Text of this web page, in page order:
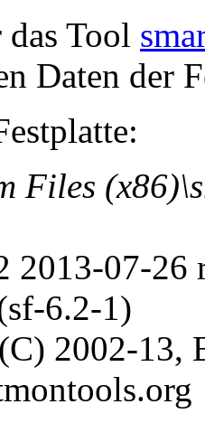
Tool
Daten der
Files
2013-07-
6.2-1)
2002-13,